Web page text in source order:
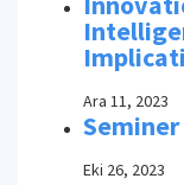
Ara 11, 2023
Seminer
Eki 26, 2023